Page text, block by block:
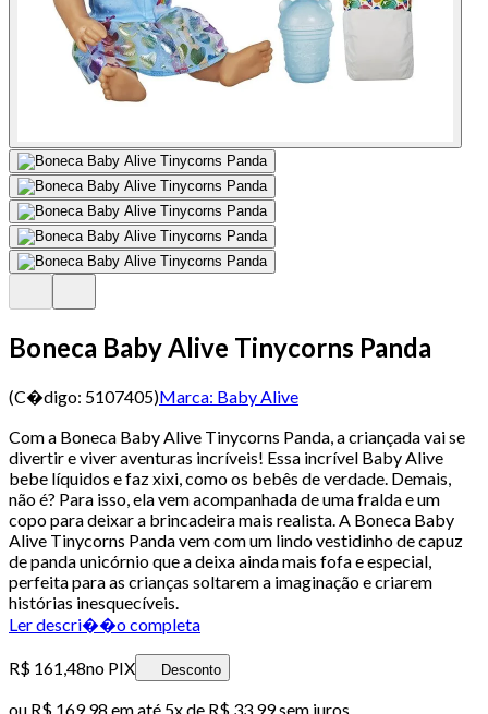
Boneca Baby Alive Tinycorns Panda
(C�digo: 5107405)Marca: Baby Alive
Com a Boneca Baby Alive Tinycorns Panda, a criançada vai se
divertir e viver aventuras incríveis! Essa incrível Baby Alive
bebe líquidos e faz xixi, como os bebês de verdade. Demais,
não é? Para isso, ela vem acompanhada de uma fralda e um
copo para deixar a brincadeira mais realista. A Boneca Baby
Alive Tinycorns Panda vem com um lindo vestidinho de capuz
de panda unicórnio que a deixa ainda mais fofa e especial,
perfeita para as crianças soltarem a imaginação e criarem
histórias inesquecíveis.
Ler descri��o completa
R$ 161,48no PIX Desconto
ou R$ 169,98 em até 5x de R$ 33,99 sem juros